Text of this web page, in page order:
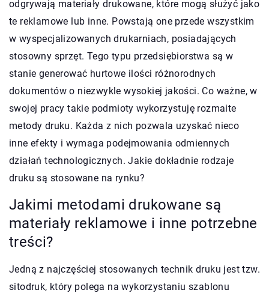
odgrywają materiały drukowane, które mogą służyć jako
te reklamowe lub inne. Powstają one przede wszystkim
w wyspecjalizowanych drukarniach, posiadających
stosowny sprzęt. Tego typu przedsiębiorstwa są w
stanie generować hurtowe ilości różnorodnych
dokumentów o niezwykle wysokiej jakości. Co ważne, w
swojej pracy takie podmioty wykorzystuję rozmaite
metody druku. Każda z nich pozwala uzyskać nieco
inne efekty i wymaga podejmowania odmiennych
działań technologicznych. Jakie dokładnie rodzaje
druku są stosowane na rynku?
Jakimi metodami drukowane są
materiały reklamowe i inne potrzebne
treści?
Jedną z najczęściej stosowanych technik druku jest tzw.
sitodruk, który polega na wykorzystaniu szablonu